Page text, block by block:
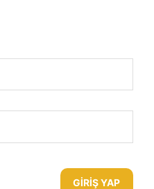
GIRIŞ YAP